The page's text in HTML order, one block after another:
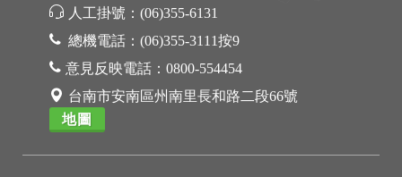
人工掛號： (06)355-6131
總機電話： (06)355-3111按9
意見反映電話： 0800-554454
台南市安南區州南里長和路二段66號
地圖